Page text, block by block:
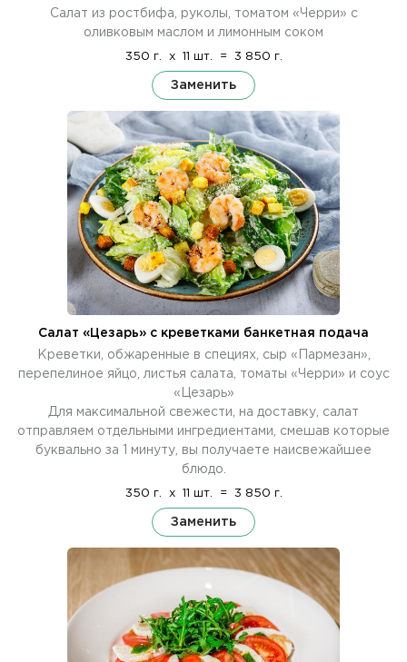
Салат из ростбифа, руколы, томатом «Черри» с
оливковым маслом и лимонным соком
350 г. x 11 шт. = 3 850 г.
Заменить
Салат «Цезарь» с креветками банкетная подача
Креветки, обжаренные в специях, сыр «Пармезан»,
перепелиное яйцо, листья салата, томаты «Черри» и соус
«Цезарь»
Для максимальной свежести, на доставку, салат
отправляем отдельными ингредиентами, смешав которые
буквально за 1 минуту, вы получаете наисвежайшее
блюдо.
350 г. x 11 шт. = 3 850 г.
Заменить